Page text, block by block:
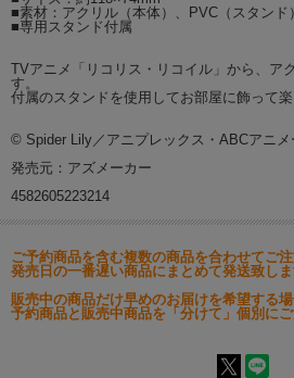
■素材：アクリル（本体）、PVC（スタンド）
■専用スタンド付属
TVアニメ「リコリス・リコイル」から、ア
す。
付属のスタンドを使用してお部屋に飾って楽
© Spider Lily／アニプレックス・ABCアニメ
発売元：アズメーカー
4582605223214
ご予約商品を含む複数の商品を合わせてご
発売日の一番遅い商品にまとめて発送致しま
販売中の商品だけ早めのお届けを希望する場
予約商品と販売中商品を「分けて」個別にご